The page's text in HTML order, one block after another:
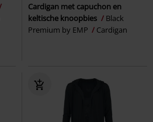
Cardigan met capuchon en
keltische knoopbies
Black
Premium by EMP
Cardigan